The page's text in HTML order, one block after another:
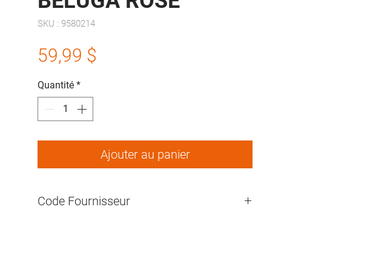
SKU : 9580214
59,99 $
Quantité *
Ajouter au panier
Code Fournisseur